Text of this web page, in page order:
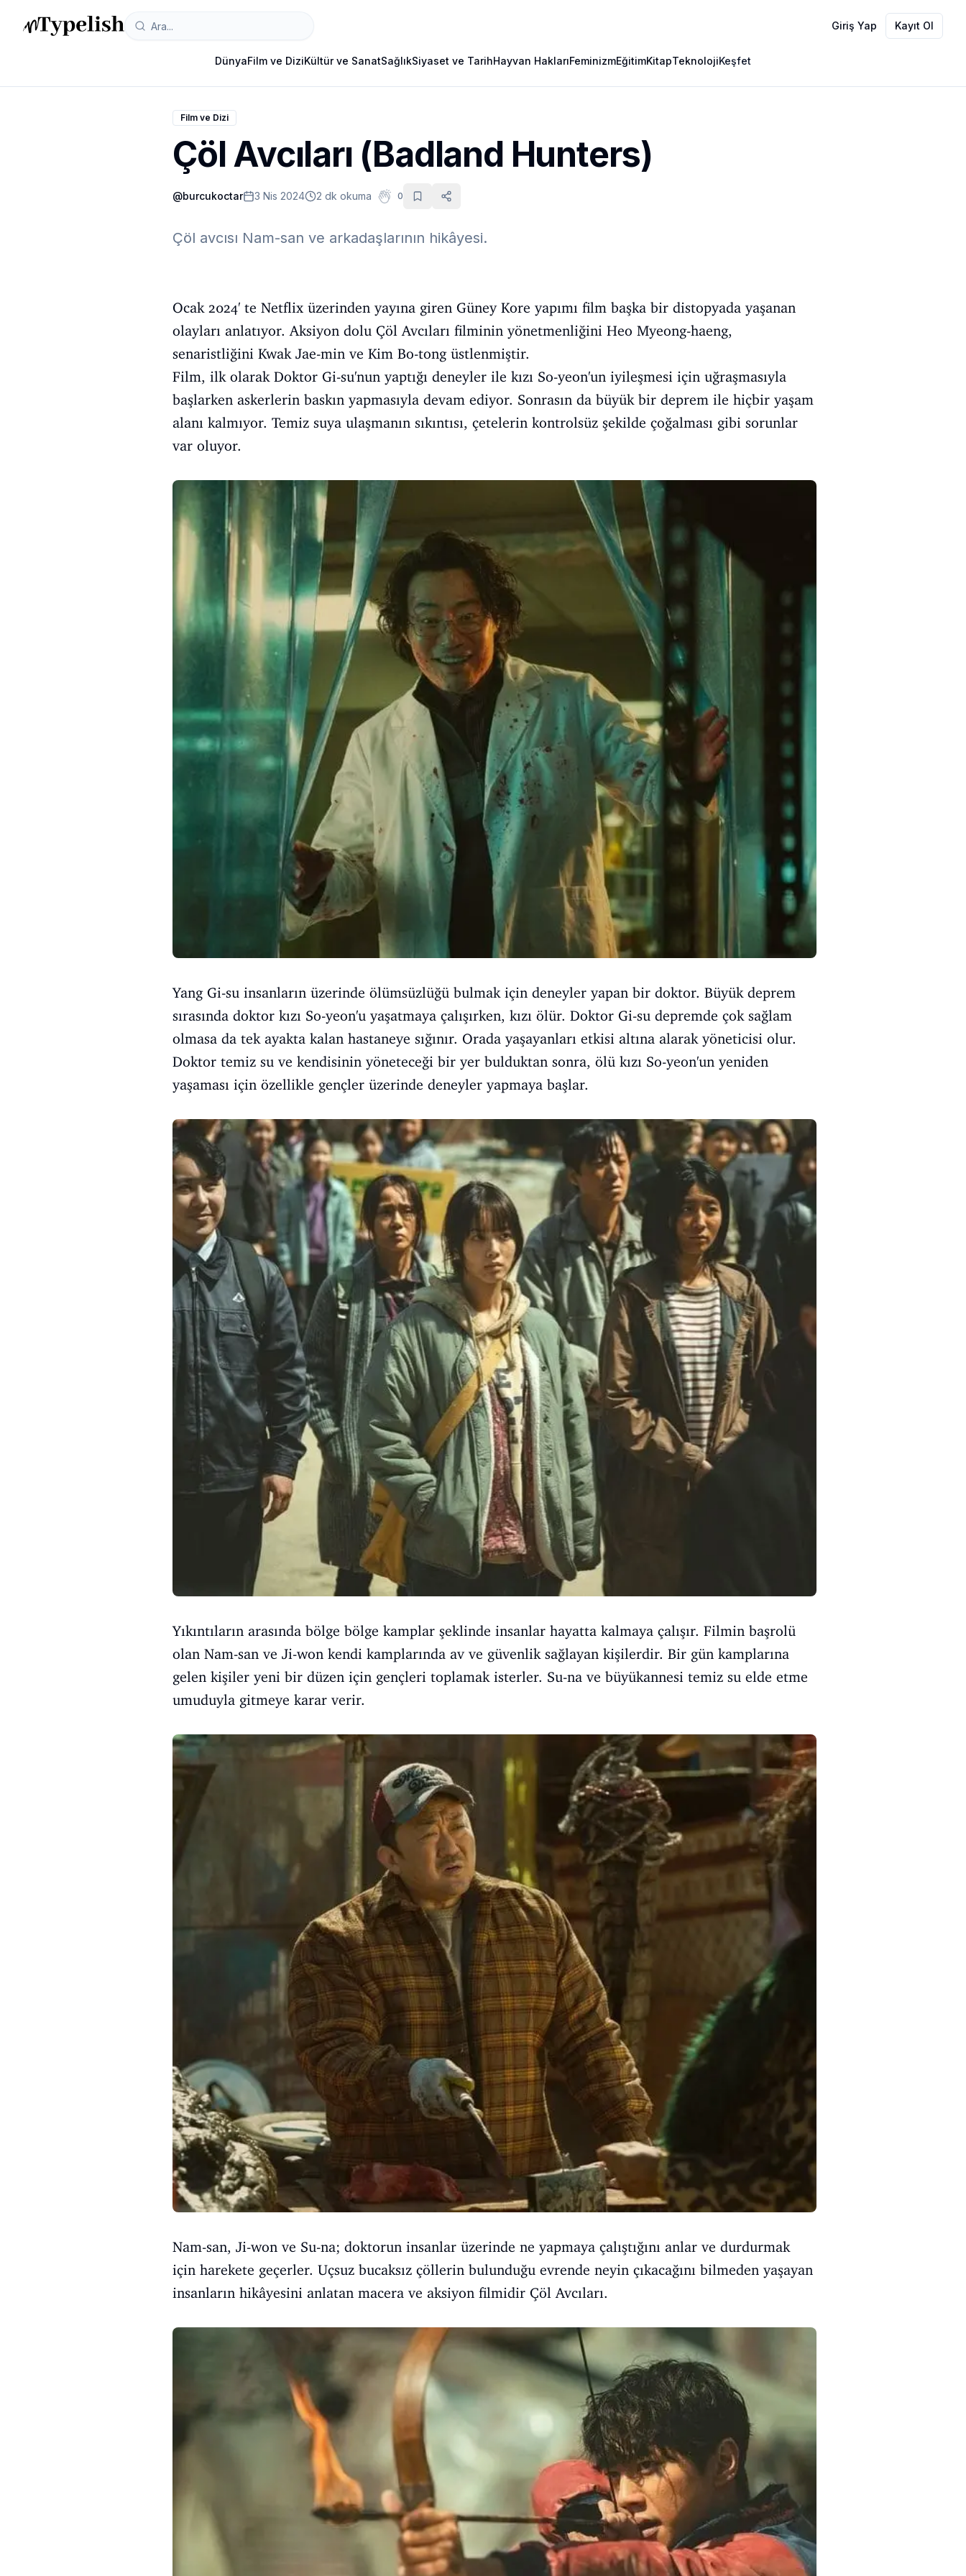
Giriş Yap Kayıt Ol
DünyaFilm ve DiziKültür ve SanatSağlıkSiyaset ve TarihHayvan HaklarıFeminizmEğitimKitapTeknolojiKeşfet
Film ve Dizi
Çöl Avcıları (Badland Hunters)
@burcukoctar 3 Nis 2024 2 dk okuma 0
Çöl avcısı Nam-san ve arkadaşlarının hikâyesi.
Ocak 2024' te Netflix üzerinden yayına giren Güney Kore yapımı film başka bir distopyada yaşanan
olayları anlatıyor. Aksiyon dolu Çöl Avcıları filminin yönetmenliğini Heo Myeong-haeng,
senaristliğini Kwak Jae-min ve Kim Bo-tong üstlenmiştir.
Film, ilk olarak Doktor Gi-su'nun yaptığı deneyler ile kızı So-yeon'un iyileşmesi için uğraşmasıyla
başlarken askerlerin baskın yapmasıyla devam ediyor. Sonrasın da büyük bir deprem ile hiçbir yaşam
alanı kalmıyor. Temiz suya ulaşmanın sıkıntısı, çetelerin kontrolsüz şekilde çoğalması gibi sorunlar
var oluyor.
Yang Gi-su insanların üzerinde ölümsüzlüğü bulmak için deneyler yapan bir doktor. Büyük deprem
sırasında doktor kızı So-yeon'u yaşatmaya çalışırken, kızı ölür. Doktor Gi-su depremde çok sağlam
olmasa da tek ayakta kalan hastaneye sığınır. Orada yaşayanları etkisi altına alarak yöneticisi olur.
Doktor temiz su ve kendisinin yöneteceği bir yer bulduktan sonra, ölü kızı So-yeon'un yeniden
yaşaması için özellikle gençler üzerinde deneyler yapmaya başlar.
Yıkıntıların arasında bölge bölge kamplar şeklinde insanlar hayatta kalmaya çalışır. Filmin başrolü
olan Nam-san ve Ji-won kendi kamplarında av ve güvenlik sağlayan kişilerdir. Bir gün kamplarına
gelen kişiler yeni bir düzen için gençleri toplamak isterler. Su-na ve büyükannesi temiz su elde etme
umuduyla gitmeye karar verir.
Nam-san, Ji-won ve Su-na; doktorun insanlar üzerinde ne yapmaya çalıştığını anlar ve durdurmak
için harekete geçerler. Uçsuz bucaksız çöllerin bulunduğu evrende neyin çıkacağını bilmeden yaşayan
insanların hikâyesini anlatan macera ve aksiyon filmidir Çöl Avcıları.